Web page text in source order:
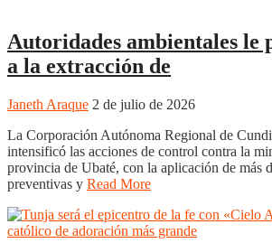
Autoridades ambientales le
a la extracción de
Janeth Araque 2 de julio de 2026
La Corporación Autónoma Regional de
intensificó las acciones de control contra la
provincia de Ubaté, con la aplicación de más
preventivas y Read More